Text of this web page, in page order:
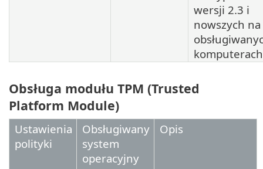
wersji 2.3 i
nowszych na
Obsługa modułu TPM (Trusted
Platform Module)
Ustawienia
polityki
Obsługiwany
system
operacyjny
Opis